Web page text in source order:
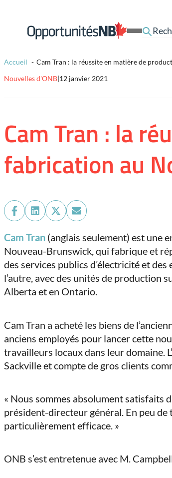
Lien
page
Open
Menu
Accueil Cam Tran : la réussite en matière de
Cam Tran : la
fabrication au
Nouvelles d'ONB|12 janvier 2021
Share
Facebook
Share
LinkedIn
Share
X
(Twitter)
Share
Email
Cam Tran (anglais seulement) est une
Nouveau-Brunswick, qui fabrique et
des services publics d’électricité et des
l’autre, avec des unités de production
Alberta et en Ontario.
Cam Tran a acheté les biens de
anciens employés pour lancer cette
travailleurs locaux dans leur domaine.
Sackville et compte de gros clients
« Nous sommes absolument satisfaits
président-directeur général. En peu
particulièrement efficace. »
ONB s’est entretenue avec M.